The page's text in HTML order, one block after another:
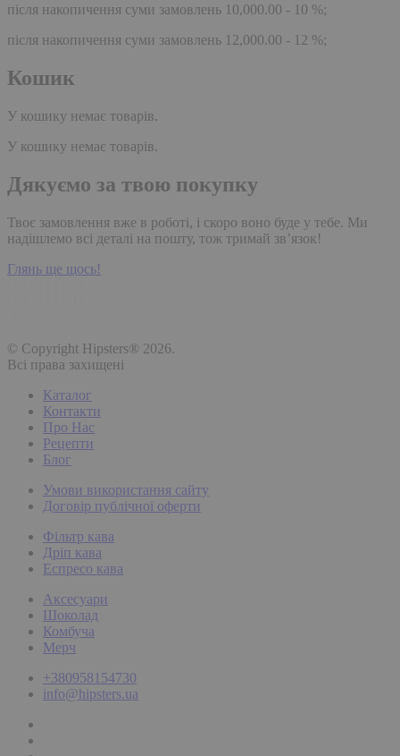
після накопичення суми замовлень 10,000.00 - 10 %;
після накопичення суми замовлень 12,000.00 - 12 %;
Кошик
У кошику немає товарів.
У кошику немає товарів.
Дякуємо за твою покупку
Твоє замовлення вже в роботі, і скоро воно буде у тебе. Ми
надішлемо всі деталі на пошту, тож тримай зв’язок!
Глянь ще щось!
© Copyright Hipsters® 2026.
Всі права захищені
Каталог
Контакти
Про Нас
Рецепти
Блог
Умови використання сайту
Договір публічної оферти
Фільтр кава
Дріп кава
Еспресо кава
Аксесуари
Шоколад
Комбуча
Мерч
+380958154730
info@hipsters.ua